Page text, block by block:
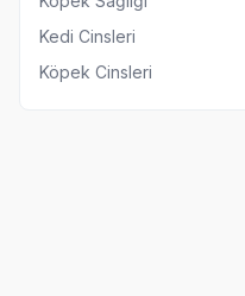
Kedi Cinsleri
Köpek Cinsleri